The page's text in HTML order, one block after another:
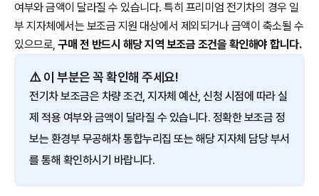
여부와 금액이 달라질 수 있습니다. 특히 프리미엄 전기차의 경우 일
부 지자체에서는 보조금 지원 대상에서 제외되거나 금액이 축소될 수
있으므로, 구매 전 반드시 해당 지역 보조금 조건을 확인해야 합니다.
⚠️ 이 부분은 꼭 확인해 주세요!
전기차 보조금은 차량 조건, 지자체 예산, 신청 시점에 따라 실
제 적용 여부와 금액이 달라질 수 있습니다. 정확한 보조금 정
보는 환경부 무공해차 통합누리집 또는 해당 지자체 담당 부서
를 통해 확인하시기 바랍니다.